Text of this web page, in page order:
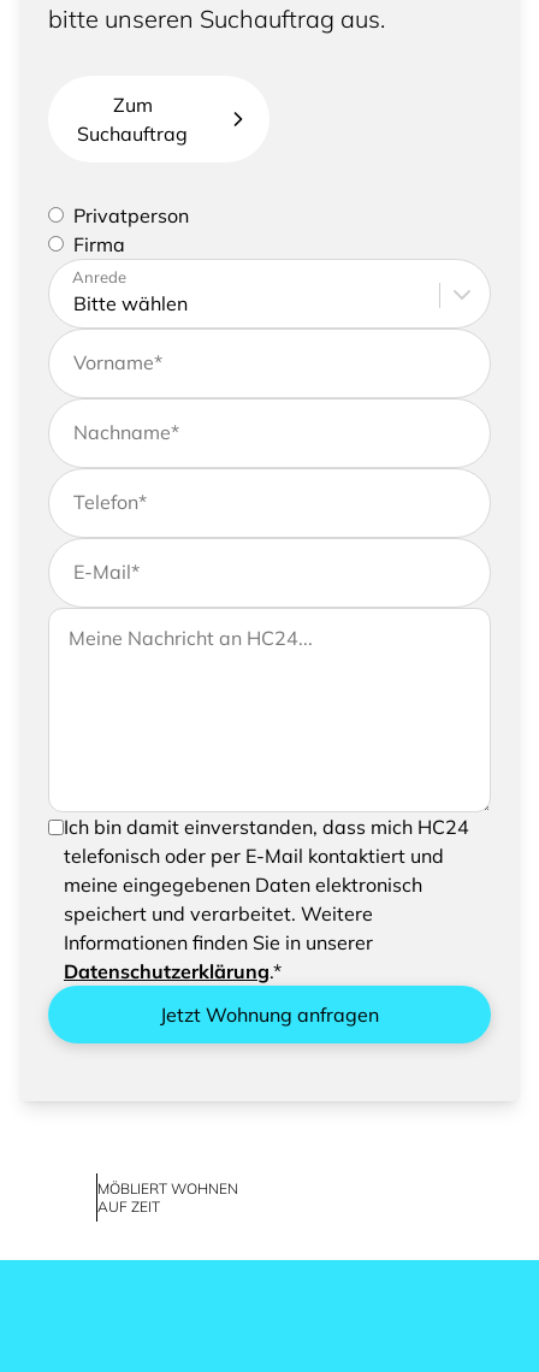
bitte unseren Suchauftrag aus.
Zum
Suchauftrag
Bitte geben Sie an, ob Sie eine Privatperson sind
oder eine Firma vertreten
Privatperson
Firma
Bitte tragen Sie Ihre Adresse sowie
Kontaktdaten ein
Anrede
Vorname*
Nachname*
Telefon*
E-Mail*
Wenn Sie uns weitere Informationen zukommen
lassen möchten, können Sie Ihrer Anfrage gerne
Ihre Nachricht an HC24
Um Ihre Anfrage senden zu können, bestätigen
Sie bitte das Speichern und Verarbeiten Ihrer
eingegebenen Daten
Ich bin damit einverstanden, dass mich HC24
telefonisch oder per E-Mail kontaktiert und
meine eingegebenen Daten elektronisch
speichert und verarbeitet. Weitere
Informationen finden Sie in unserer
Datenschutzerklärung.*
Jetzt Wohnung anfragen
MÖBLIERT WOHNEN
AUF ZEIT